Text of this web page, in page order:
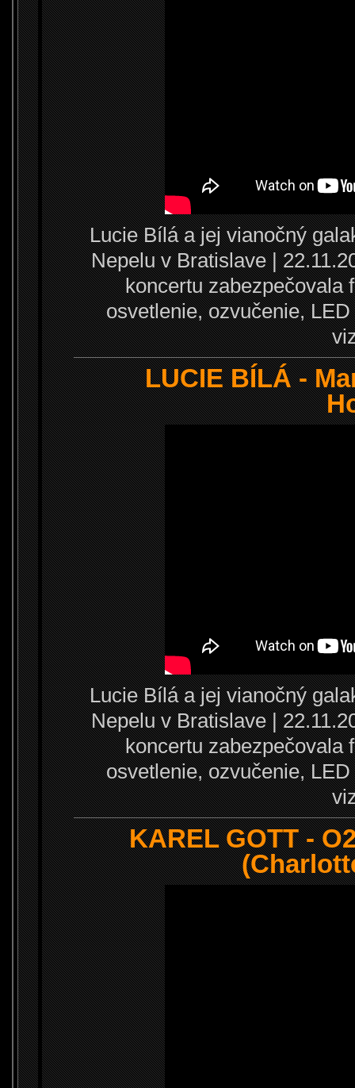
Lucie Bílá a jej vianočný
Nepelu v Bratislave |
koncertu zabezpečovala
osvetlenie, ozvučenie,
LUCIE BÍLÁ -
Lucie Bílá a jej vianočný
Nepelu v Bratislave |
koncertu zabezpečovala
osvetlenie, ozvučenie,
KAREL GOTT -